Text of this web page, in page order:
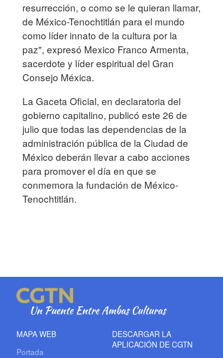
resurrección, o como se le quieran llamar,
de México-Tenochtitlán para el mundo
como líder innato de la cultura por la
paz", expresó Mexico Franco Armenta,
sacerdote y líder espiritual del Gran
Consejo Méxica.
La Gaceta Oficial, en declaratoria del
gobierno capitalino, publicó este 26 de
julio que todas las dependencias de la
administración pública de la Ciudad de
México deberán llevar a cabo acciones
para promover el día en que se
conmemora la fundación de México-
Tenochtitlán.
MAPA WEB
Portada
DESCARGAR LA
APLICACIÓN DE CGTN